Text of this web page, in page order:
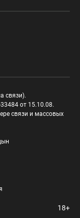
связи).
от 15.10.08.
связи и массовых
18+